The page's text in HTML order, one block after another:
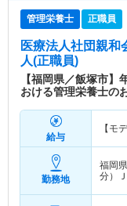
管理栄養士 正職員
医療法人社団親和
人(正職員)
【福岡県／飯塚市
おける管理栄養士の
給与
【モ
勤務地
福岡
分）